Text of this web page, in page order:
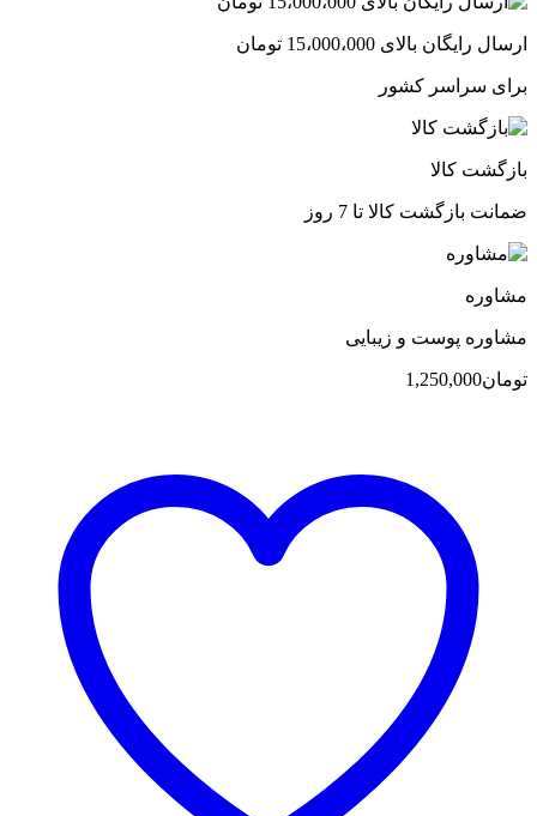
ارسال رایگان بالای 15،000،000 تومان
برای سراسر کشور
بازگشت کالا
ضمانت بازگشت کالا تا 7 روز
مشاوره
مشاوره پوست و زیبایی
تومان1,250,000